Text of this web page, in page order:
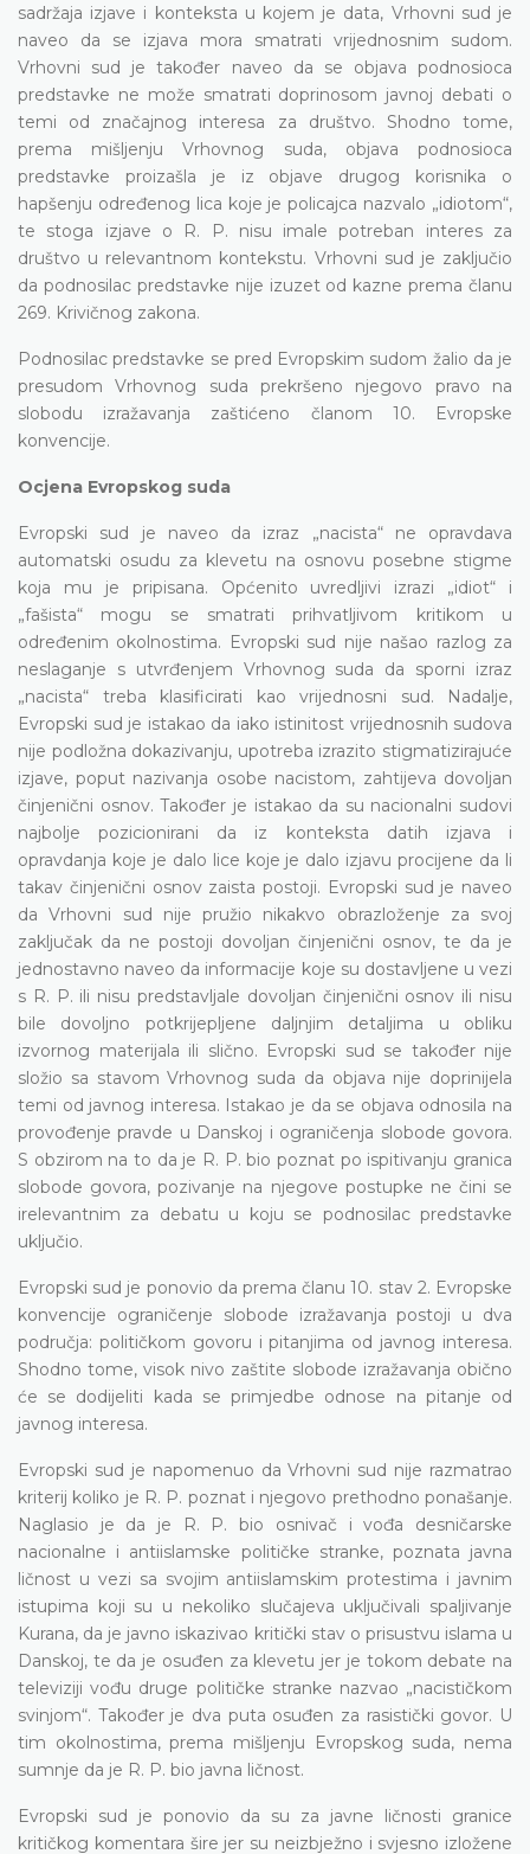
sadržaja izjave i konteksta u kojem je data, Vrhovni sud je
naveo da se izjava mora smatrati vrijednosnim sudom.
Vrhovni sud je također naveo da se objava podnosioca
predstavke ne može smatrati doprinosom javnoj debati o
temi od značajnog interesa za društvo. Shodno tome,
prema mišljenju Vrhovnog suda, objava podnosioca
predstavke proizašla je iz objave drugog korisnika o
hapšenju određenog lica koje je policajca nazvalo „idiotom“,
te stoga izjave o R. P. nisu imale potreban interes za
društvo u relevantnom kontekstu. Vrhovni sud je zaključio
da podnosilac predstavke nije izuzet od kazne prema članu
269. Krivičnog zakona.
Podnosilac predstavke se pred Evropskim sudom žalio da je
presudom Vrhovnog suda prekršeno njegovo pravo na
slobodu izražavanja zaštićeno članom 10. Evropske
konvencije.
Ocjena Evropskog suda
Evropski sud je naveo da izraz „nacista“ ne opravdava
automatski osudu za klevetu na osnovu posebne stigme
koja mu je pripisana. Općenito uvredljivi izrazi „idiot“ i
„fašista“ mogu se smatrati prihvatljivom kritikom u
određenim okolnostima. Evropski sud nije našao razlog za
neslaganje s utvrđenjem Vrhovnog suda da sporni izraz
„nacista“ treba klasificirati kao vrijednosni sud. Nadalje,
Evropski sud je istakao da iako istinitost vrijednosnih sudova
nije podložna dokazivanju, upotreba izrazito stigmatizirajuće
izjave, poput nazivanja osobe nacistom, zahtijeva dovoljan
činjenični osnov. Također je istakao da su nacionalni sudovi
najbolje pozicionirani da iz konteksta datih izjava i
opravdanja koje je dalo lice koje je dalo izjavu procijene da li
takav činjenični osnov zaista postoji. Evropski sud je naveo
da Vrhovni sud nije pružio nikakvo obrazloženje za svoj
zaključak da ne postoji dovoljan činjenični osnov, te da je
jednostavno naveo da informacije koje su dostavljene u vezi
s R. P. ili nisu predstavljale dovoljan činjenični osnov ili nisu
bile dovoljno potkrijepljene daljnjim detaljima u obliku
izvornog materijala ili slično. Evropski sud se također nije
složio sa stavom Vrhovnog suda da objava nije doprinijela
temi od javnog interesa. Istakao je da se objava odnosila na
provođenje pravde u Danskoj i ograničenja slobode govora.
S obzirom na to da je R. P. bio poznat po ispitivanju granica
slobode govora, pozivanje na njegove postupke ne čini se
irelevantnim za debatu u koju se podnosilac predstavke
uključio.
Evropski sud je ponovio da prema članu 10. stav 2. Evropske
konvencije ograničenje slobode izražavanja postoji u dva
područja: političkom govoru i pitanjima od javnog interesa.
Shodno tome, visok nivo zaštite slobode izražavanja obično
će se dodijeliti kada se primjedbe odnose na pitanje od
javnog interesa.
Evropski sud je napomenuo da Vrhovni sud nije razmatrao
kriterij koliko je R. P. poznat i njegovo prethodno ponašanje.
Naglasio je da je R. P. bio osnivač i vođa desničarske
nacionalne i antiislamske političke stranke, poznata javna
ličnost u vezi sa svojim antiislamskim protestima i javnim
istupima koji su u nekoliko slučajeva uključivali spaljivanje
Kurana, da je javno iskazivao kritički stav o prisustvu islama u
Danskoj, te da je osuđen za klevetu jer je tokom debate na
televiziji vođu druge političke stranke nazvao „nacističkom
svinjom“. Također je dva puta osuđen za rasistički govor. U
tim okolnostima, prema mišljenju Evropskog suda, nema
sumnje da je R. P. bio javna ličnost.
Evropski sud je ponovio da su za javne ličnosti granice
kritičkog komentara šire jer su neizbježno i svjesno izložene